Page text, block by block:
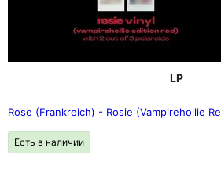
LP
Rose (Frankreich) - Rosie (Vampirehollie
Есть в наличии